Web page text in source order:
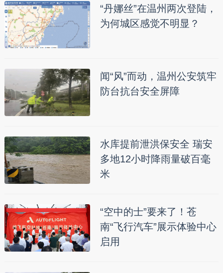
“丹娜丝”在温州两次登陆，
为何城区感觉不明显？
闻“风”而动，温州公安筑牢
防台抗台安全屏障
水库提前泄洪保安全 瑞安
多地12小时降雨量破百毫
米
“空中的士”要来了！苍
南“飞行汽车”展示体验中心
启用